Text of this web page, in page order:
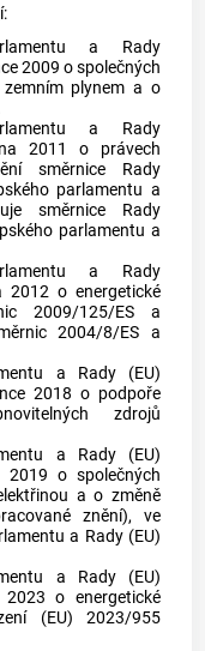
a Rady
2009 o společných
plynem a o
a Rady
2011 o právech
směrnice Rady
parlamentu a
směrnice Rady
parlamentu a
a Rady
o energetické
2009/125/ES a
2004/8/ES a
a Rady (EU)
2018 o podpoře
zdrojů
a Rady (EU)
o společných
a o změně
znění), ve
a Rady (EU)
a Rady (EU)
o energetické
(EU) 2023/955